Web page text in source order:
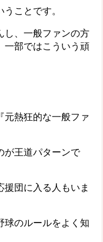
ことです。
し、一般ファンの方
一部ではこういう頑
元熱狂的な一般ファ
が王道パターンで
団に入る人もいま
球のルールをよく知